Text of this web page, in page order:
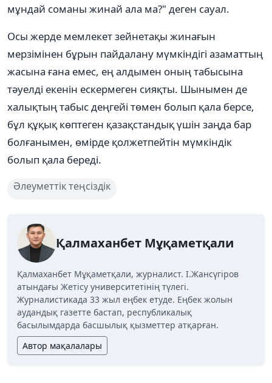
мұндай соманы жинай ала ма?" деген сауал.
Осы жерде мемлекет зейнетақы жинағын
мерзімінен бұрын пайдалану мүмкіндігі азаматтың
жасына ғана емес, ең алдымен оның табысына
тәуелді екенін ескермеген сияқты. Шынымен де
халықтың табыс деңгейі төмен болып қала берсе,
бұл құқық көптеген қазақстандық үшін заңда бар
болғанымен, өмірде қолжетпейтін мүмкіндік
болып қала береді.
Әлеуметтік теңсіздік
Қалмаханбет Мұқаметқали
Қалмаханбет Мұқаметқали, журналист. І.Жансүгіров
атындағы Жетісу университетінің түлегі.
Журналистикада 33 жыл еңбек етуде. Еңбек жолын
аудандық газетте бастап, республикалық
басылымдарда басшылық қызметтер атқарған.
Автор мақалалары